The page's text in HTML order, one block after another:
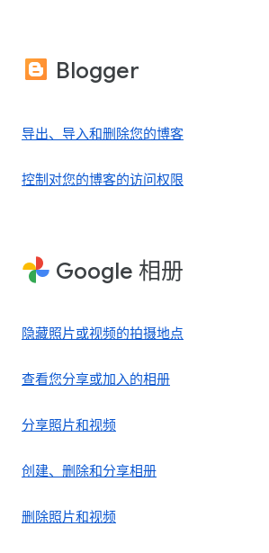
Blogger
导出、导入和删除您的博客
控制对您的博客的访问权限
Google 相册
隐藏照片或视频的拍摄地点
查看您分享或加入的相册
分享照片和视频
创建、删除和分享相册
删除照片和视频